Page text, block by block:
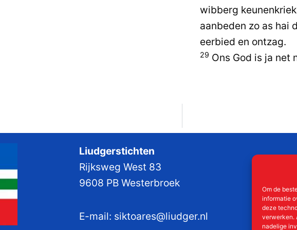
Om de
informatie
deze
verwerken.
nadelige
wibberg
aanbeden zo as hai
eerbied en ontzag.
29 Ons God is ja net
Liudgerstichten
Rijksweg West 83
9608 PB Westerbroek
E-mail: siktoares@liudger.nl